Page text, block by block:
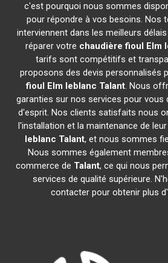
c'est pourquoi nous sommes
pour répondre à vos besoins. Nos
interviennent dans les meilleurs
réparer votre chaudière fioul Elm
tarifs sont compétitifs et
proposons des devis personnalisés
fioul Elm leblanc Talant. Nous
garanties sur nos services pour vous
d'esprit. Nos clients satisfaits nous
l'installation et la maintenance de leur
leblanc Talant, et nous sommes
Nous sommes également
commerce de Talant, ce qui nous
services de qualité supérieure.
contacter pour obtenir plus